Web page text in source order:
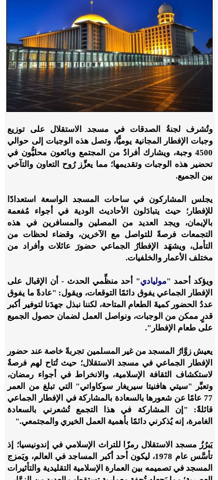
وتُشرف لجنةُ الصدقات في مسجد الاستقلال على توزيع
وجبات الإفطار المجانية يوميًّا، وتصل هذه الوجبات إلى حوالي
4500 وجبة، ويشارك أفرادٌ من المجتمع وبائعون محليُّون في
تحضير هذه الوجبات وتقديمها؛ مما يعزِّز رُوح التعاون والتآخي
بين الجميع.
يجلس المشاركون في ساحات المسجد الواسعة استعدادًا
للإفطار؛ حيث يتبادَلون الأحاديث الودية في أجواء مُفعمة
بالإيمان، ويجد العديد من المصلين والمسافرين في هذه
التجمعات فرصةً للتواصل مع الآخرين، وقضاء لحظات من
التأمل، ويشهَد الإفطارُ الجماعي حضورَ عائلات وأفراد من
مختلف الأعمار والخلفيات.
ويؤكد أحمد "موليادي" أحد منظِّمي الحدث - أن الإقبال على
الإفطار الجماعي يفوق دائمًا التوقعات، ويقول: "عادةً ما يفوق
عددُ الحضور كميةَ الطعام المتاحة، لكننا نبذل جهدَنا لتوفير أكبر
قدرٍ ممكن من الوجبات، ونواصل العمل لضمان حصول الجميع
على طعام الإفطار".
يعيش زوَّارُ المسجد من غير المسلمين تجربةً خاصة عند حضور
الإفطار الجماعي في مسجد الاستقلال؛ حيث تُتاح لهم فرصةٌ
لاستكشاف الثقافة الإسلامية، والانخراط في أجواء رمضان،
وتعبِّر "سيتي هافنيتا سيريغار سوكاواتي" التي تبلغ من العمر
77 عامًا عن شعورها بالسعادة بالمشاركة في الإفطار الجماعي
قائلةً: "إن المشاركة في هذا التجمع تُشعرني بالسعادة
الغامرة، إنه يُذكرني دائمًا بأهمية العمل الخيري والمجتمعي."
يَبرُزُ مسجد الاستقلال رمزًا للتراث الإسلامي في إندونيسيا؛ إذ
تأسَّس عام 1978، ليكون أحد أكبر المساجد في العالم، ويَمزج
المسجد في تصميمه بين العمارة الإسلامية التقليدية والتأثيرات